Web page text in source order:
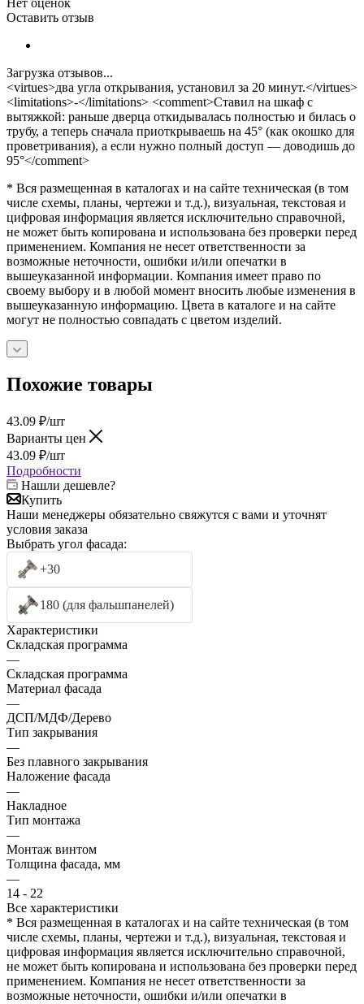
Оставить отзыв
Загрузка отзывов...
<virtues>два угла открывания, установил за 20 минут.</virtues>
<limitations>-</limitations> <comment>Ставил на шкаф с
вытяжкой: раньше дверца откидывалась полностью и билась о
трубу, а теперь сначала приоткрываешь на 45° (как окошко для
проветривания), а если нужно полный доступ — доводишь до
95°</comment>
* Вся размещенная в каталогах и на сайте техническая (в том
числе схемы, планы, чертежи и т.д.), визуальная, текстовая и
цифровая информация является исключительно справочной,
не может быть копирована и использована без проверки перед
применением. Компания не несет ответственности за
возможные неточности, ошибки и/или опечатки в
вышеуказанной информации. Компания имеет право по
своему выбору и в любой момент вносить любые изменения в
вышеуказанную информацию. Цвета в каталоге и на сайте
могут не полностью совпадать с цветом изделий.
Похожие товары
43.09 ₽/шт
Варианты цен
43.09 ₽/шт
Подробности
Нашли дешевле?
Купить
Наши менеджеры обязательно свяжутся с вами и уточнят
условия заказа
Выбрать угол фасада:
+30
180 (для фальшпанелей)
Характеристики
Складская программа
—
Складская программа
Материал фасада
—
ДСП/МДФ/Дерево
Тип закрывания
—
Без плавного закрывания
Наложение фасада
—
Накладное
Тип монтажа
—
Монтаж винтом
Толщина фасада, мм
—
14 - 22
Все характеристики
* Вся размещенная в каталогах и на сайте техническая (в том
числе схемы, планы, чертежи и т.д.), визуальная, текстовая и
цифровая информация является исключительно справочной,
не может быть копирована и использована без проверки перед
применением. Компания не несет ответственности за
возможные неточности, ошибки и/или опечатки в